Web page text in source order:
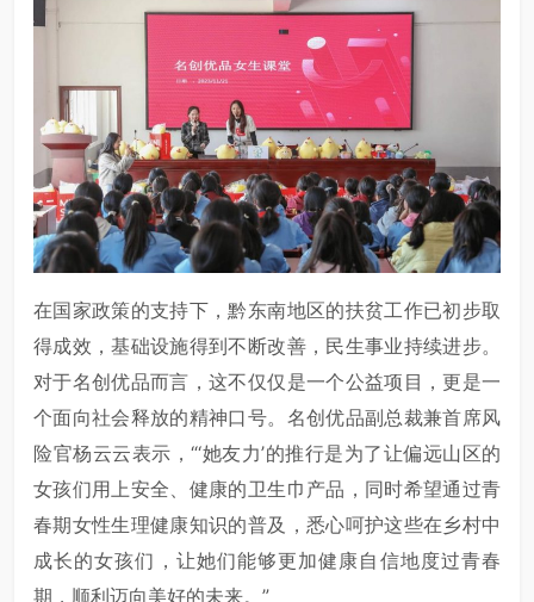
在国家政策的支持下，黔东南地区的扶贫工作已初步取
得成效，基础设施得到不断改善，民生事业持续进步。
对于名创优品而言，这不仅仅是一个公益项目，更是一
个面向社会释放的精神口号。名创优品副总裁兼首席风
险官杨云云表示，“‘她友力’的推行是为了让偏远山区的
女孩们用上安全、健康的卫生巾产品，同时希望通过青
春期女性生理健康知识的普及，悉心呵护这些在乡村中
成长的女孩们，让她们能够更加健康自信地度过青春
期，顺利迈向美好的未来。”